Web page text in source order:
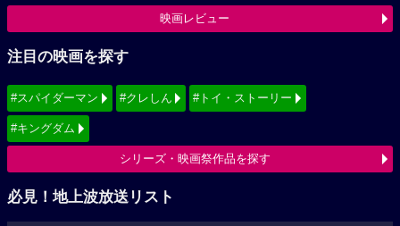
映画レビュー
注目の映画を探す
#スパイダーマン #クレしん #トイ・ストーリー
#キングダム
シリーズ・映画祭作品を探す
必見！地上波放送リスト